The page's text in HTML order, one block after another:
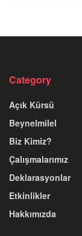
Category
Açık Kürsü
Beynelmilel
Biz Kimiz?
Çalışmalarımız
Deklarasyonlar
Etkinlikler
Hakkımızda